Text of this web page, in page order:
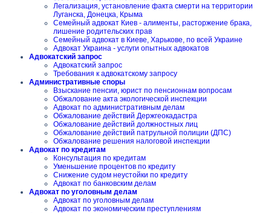
Легализация, установление факта смерти на территории
Луганска, Донецка, Крыма
Семейный адвокат Киев - алименты, расторжение брака,
лишение родительских прав
Семейный адвокат в Киеве, Харькове, по всей Украине
Адвокат Украина - услуги опытных адвокатов
Адвокатский запрос
Адвокатский запрос
Требования к адвокатскому запросу
Административные споры
Взыскание пенсии, юрист по пенсионнам вопросам
Обжалование акта экологической инспекции
Адвокат по административным делам
Обжалование действий Держгеокадастра
Обжалование действий должностных лиц
Обжалование действий патрульной полиции (ДПС)
Обжалование решения налоговой инспекции
Адвокат по кредитам
Консультация по кредитам
Уменьшение процентов по кредиту
Снижение судом неустойки по кредиту
Адвокат по банковским делам
Адвокат по уголовным делам
Адвокат по уголовным делам
Адвокат по экономическим преступлениям